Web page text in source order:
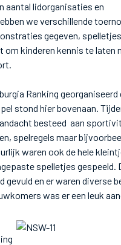
aantal lidorganisaties en
we verschillende
gegeven,
kinderen kennis te laten
Ranking georganiseerd
stond hier bovenaan.
besteed aan
spelregels maar
waren ook de hele
spelletjes gespeeld.
gevuld en er waren diverse
was er een leuk